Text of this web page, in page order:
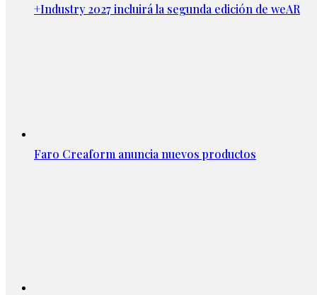
+Industry 2027 incluirá la segunda edición de weAR
Faro Creaform anuncia nuevos productos